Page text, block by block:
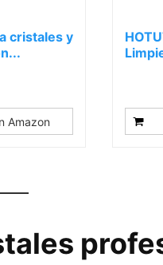
cristales y
Amazon